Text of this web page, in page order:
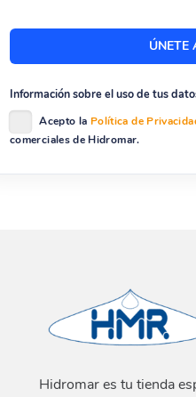
Información sobre el uso de tus
Acepto la Política de
comerciales de Hidromar.
Hidromar es tu tienda